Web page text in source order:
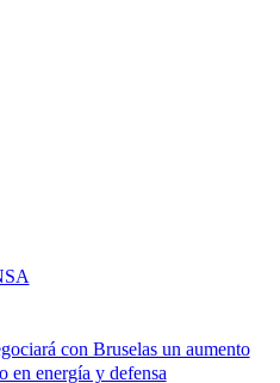
con Bruselas un aumento
en energía y defensa